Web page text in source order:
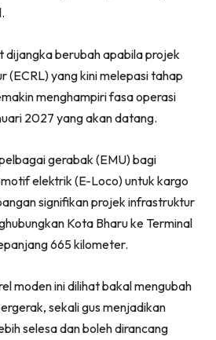
dijangka berubah apabila projek
(ECRL) yang kini melepasi tahap
menghampiri fasa operasi
2027 yang akan datang.
gerabak (EMU) bagi
elektrik (E-Loco) untuk kargo
signifikan projek infrastruktur
Kota Bharu ke Terminal
665 kilometer.
moden ini dilihat bakal mengubah
sekali gus menjadikan
selesa dan boleh dirancang